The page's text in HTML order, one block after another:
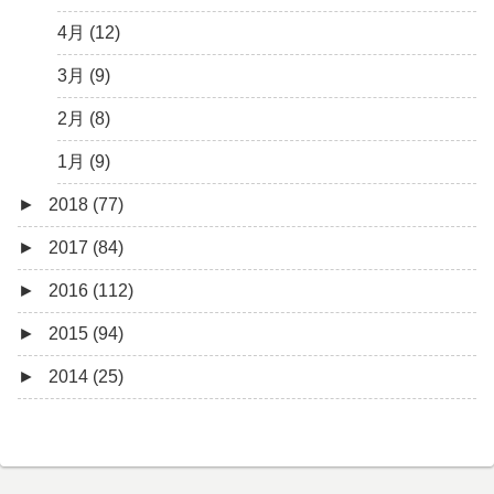
1月 (10)
3月 (8)
2月 (19)
1月 (10)
4月 (12)
3月 (9)
2月 (8)
1月 (9)
► 2018 (77)
12月 (6)
11月 (4)
10月 (8)
9月 (12)
7月 (7)
► 2017 (84)
12月 (5)
11月 (3)
10月 (5)
8月 (4)
► 2016 (112)
12月 (5)
11月 (11)
9月 (9)
► 2015 (94)
12月 (4)
10月 (5)
► 2014 (25)
10月 (6)